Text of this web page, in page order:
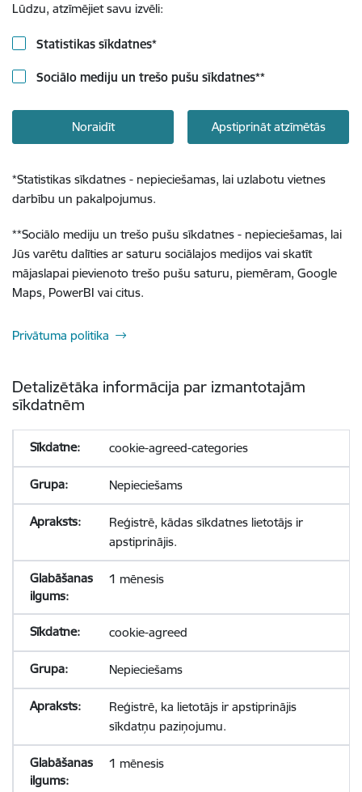
Lūdzu, atzīmējiet savu izvēli:
Statistikas sīkdatnes*
Sociālo mediju un trešo pušu sīkdatnes**
Noraidīt Apstiprināt atzīmētās
*Statistikas sīkdatnes - nepieciešamas, lai uzlabotu vietnes
darbību un pakalpojumus.
**Sociālo mediju un trešo pušu sīkdatnes - nepieciešamas, lai
Jūs varētu dalīties ar saturu sociālajos medijos vai skatīt
mājaslapai pievienoto trešo pušu saturu, piemēram, Google
Maps, PowerBI vai citus.
Privātuma politika
Detalizētāka informācija par izmantotajām
sīkdatnēm
cookie-agreed-categories
Nepieciešams
Reģistrē, kādas sīkdatnes lietotājs ir
apstiprinājis.
1 mēnesis
cookie-agreed
Nepieciešams
Reģistrē, ka lietotājs ir apstiprinājis
sīkdatņu paziņojumu.
1 mēnesis